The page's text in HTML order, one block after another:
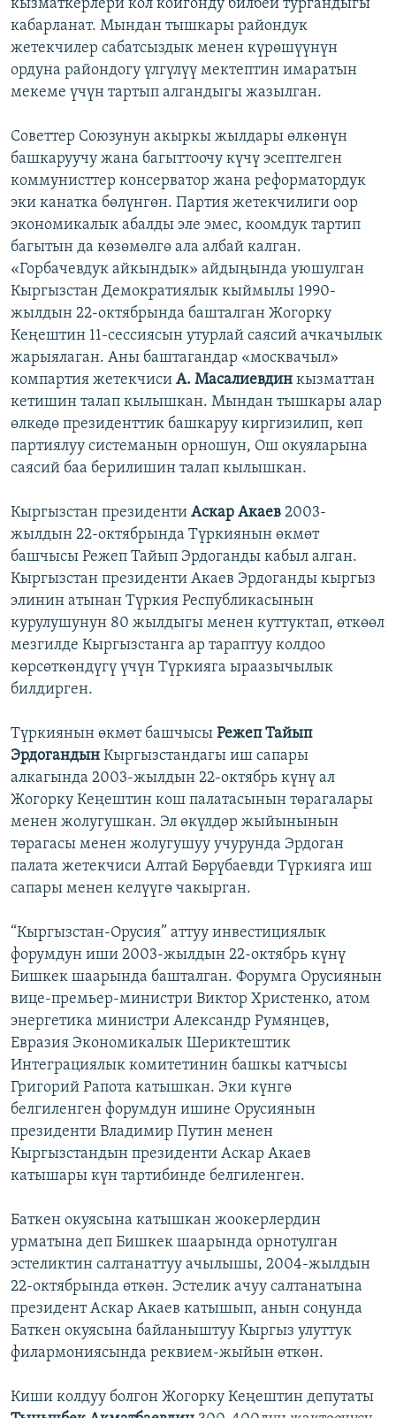
кызматкерлери кол койгонду билбей тургандыгы
кабарланат. Мындан тышкары райондук
жетекчилер сабатсыздык менен күрөшүүнүн
ордуна райондогу үлгүлүү мектептин имаратын
мекеме үчүн тартып алгандыгы жазылган.
Советтер Союзунун акыркы жылдары өлкөнүн
башкаруучу жана багыттоочу күчү эсептелген
коммунисттер консерватор жана реформатордук
эки канатка бөлүнгөн. Партия жетекчилиги оор
экономикалык абалды эле эмес, коомдук тартип
багытын да көзөмөлгө ала албай калган.
«Горбачевдук айкындык» айдыңында уюшулган
Кыргызстан Демократиялык кыймылы 1990-
жылдын 22-октябрында башталган Жогорку
Кеңештин 11-сессиясын утурлай саясий ачкачылык
жарыялаган. Аны баштагандар «москвачыл»
компартия жетекчиси А. Масалиевдин кызматтан
кетишин талап кылышкан. Мындан тышкары алар
өлкөдө президенттик башкаруу киргизилип, көп
партиялуу системанын орношун, Ош окуяларына
саясий баа берилишин талап кылышкан.
Кыргызстан президенти Аскар Акаев 2003-
жылдын 22-октябрында Түркиянын өкмөт
башчысы Режеп Тайып Эрдоганды кабыл алган.
Кыргызстан президенти Акаев Эрдоганды кыргыз
элинин атынан Түркия Республикасынын
курулушунун 80 жылдыгы менен куттуктап, өткөөл
мезгилде Кыргызстанга ар тараптуу колдоо
көрсөткөндүгү үчүн Түркияга ыраазычылык
билдирген.
Түркиянын өкмөт башчысы Режеп Тайып
Эрдогандын Кыргызстандагы иш сапары
алкагында 2003-жылдын 22-октябрь күнү ал
Жогорку Кеңештин кош палатасынын төрагалары
менен жолугушкан. Эл өкүлдөр жыйынынын
төрагасы менен жолугушуу учурунда Эрдоган
палата жетекчиси Алтай Бөрүбаевди Түркияга иш
сапары менен келүүгө чакырган.
“Кыргызстан-Орусия” аттуу инвестициялык
форумдун иши 2003-жылдын 22-октябрь күнү
Бишкек шаарында башталган. Форумга Орусиянын
вице-премьер-министри Виктор Христенко, атом
энергетика министри Александр Румянцев,
Евразия Экономикалык Шериктештик
Интеграциялык комитетинин башкы катчысы
Григорий Рапота катышкан. Эки күнгө
белгиленген форумдун ишине Орусиянын
президенти Владимир Путин менен
Кыргызстандын президенти Аскар Акаев
катышары күн тартибинде белгиленген.
Баткен окуясына катышкан жоокерлердин
урматына деп Бишкек шаарында орнотулган
эстеликтин салтанаттуу ачылышы, 2004-жылдын
22-октябрында өткөн. Эстелик ачуу салтанатына
президент Аскар Акаев катышып, анын соңунда
Баткен окуясына байланыштуу Кыргыз улуттук
филармониясында реквием-жыйын өткөн.
Киши колдуу болгон Жогорку Кеңештин депутаты